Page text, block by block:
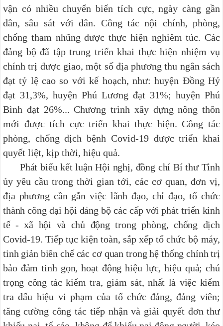
vận có nhiều chuyển biến tích cực, ngày càng gần
dân, sâu sát với dân. Công tác nội chính, phòng,
chống tham nhũng được thực hiện nghiêm túc. Các
đảng bộ đã tập trung triển khai thực hiện nhiệm vụ
chính trị được giao, một số địa phương thu ngân sách
đạt tỷ lệ cao so với kế hoạch, như: huyện Đồng Hỷ
đạt 31,3%, huyện Phú Lương đạt 31%; huyện Phú
Bình đạt 26%... Chương trình xây dựng nông thôn
mới được tích cực triển khai thực hiện. Công tác
phòng, chống dịch bệnh Covid-19 được triển khai
quyết liệt, kịp thời, hiệu quả.
Phát biểu kết luận Hội nghị, đồng chí Bí thư Tỉnh
ủy yêu cầu trong thời gian tới, các cơ quan, đơn vị,
địa phương cần gắn việc lãnh đạo, chỉ đạo, tổ chức
thành công đại hội đảng bộ các cấp với phát triển kinh
tế - xã hội và chủ động trong phòng, chống dịch
Covid-19.Tiếp tục kiện toàn, sắp xếp tổ chức bộ máy,
tinh giản biên chế các cơ quan trong hệ thống chính trị
bảo đảm tinh gọn, hoạt động hiệu lực, hiệu quả; chú
trọng công tác kiểm tra, giám sát, nhất là việc kiểm
tra dấu hiệu vi phạm của tổ chức đảng, đảng viên;
tăng cường công tác tiếp nhận và giải quyết đơn thư